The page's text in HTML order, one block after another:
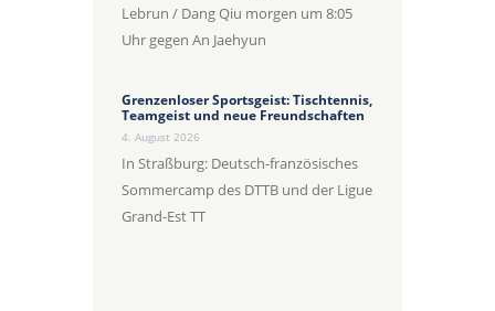
Lebrun / Dang Qiu morgen um 8:05
Uhr gegen An Jaehyun
Grenzenloser Sportsgeist: Tischtennis,
Teamgeist und neue Freundschaften
4. August 2026
In Straßburg: Deutsch-französisches
Sommercamp des DTTB und der Ligue
Grand-Est TT